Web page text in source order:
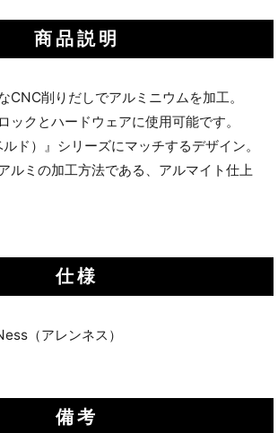
商品説明
CNC削りだしでアルミニウムを加工。
ックとハードウェアに使用可能です。
ルド）』シリーズにマッチするデザイン。
ルミの加工方法である、アルマイト仕上
仕様
（アレンネス）
備考